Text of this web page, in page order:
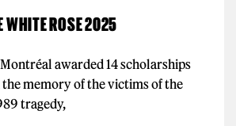
WHITE ROSE 2025
awarded 14 scholarships
the memory of the victims of the
tragedy,